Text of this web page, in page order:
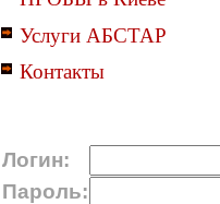
Услуги АБСТАР
Контакты
Логин:
Пароль: